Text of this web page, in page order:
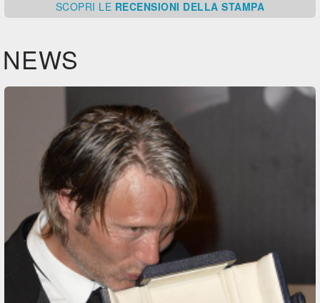
SCOPRI LE RECENSIONI DELLA STAMPA
NEWS